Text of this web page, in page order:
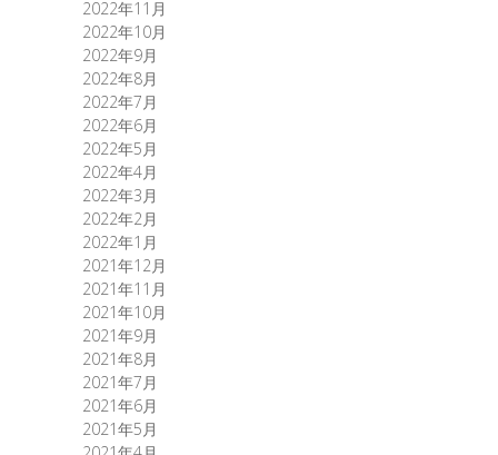
2022年11月
2022年10月
2022年9月
2022年8月
2022年7月
2022年6月
2022年5月
2022年4月
2022年3月
2022年2月
2022年1月
2021年12月
2021年11月
2021年10月
2021年9月
2021年8月
2021年7月
2021年6月
2021年5月